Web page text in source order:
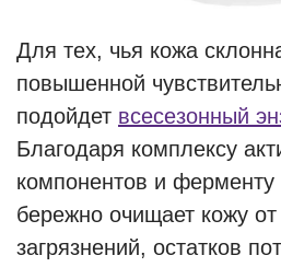
Для тех, чья кожа
повышенной
подойдет всесезонный
Благодаря комплексу
компонентов и ферменту
бережно очищает кожу
загрязнений, остатков